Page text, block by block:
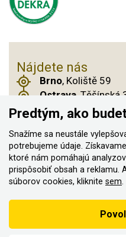
Nájdete nás
Brno, Koliště 59
Ostrava, Těšínská
Praha 14,
© 2011–2026 ASN Hakr
vyhradené
Vytvorilo
Podľa zákona o evidencii
Predtým, ako
Snažíme sa neustále
potrebujeme údaje.
ktoré nám pomáhajú
prispôsobiť obsah a reklamu.
súborov cookies, kliknite sem.